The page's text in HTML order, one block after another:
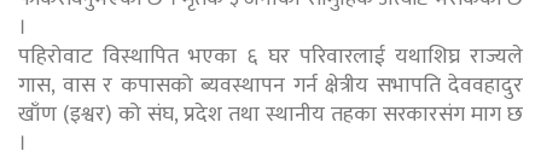
।
पहिरोवाट विस्थापित भएका ६ घर परिवारलाई यथाशिघ्र राज्यले
गास, वास र कपासको ब्यवस्थापन गर्न क्षेत्रीय सभापति देववहादुर
खाँण (इश्वर) को संघ, प्रदेश तथा स्थानीय तहका सरकारसंग माग छ
।